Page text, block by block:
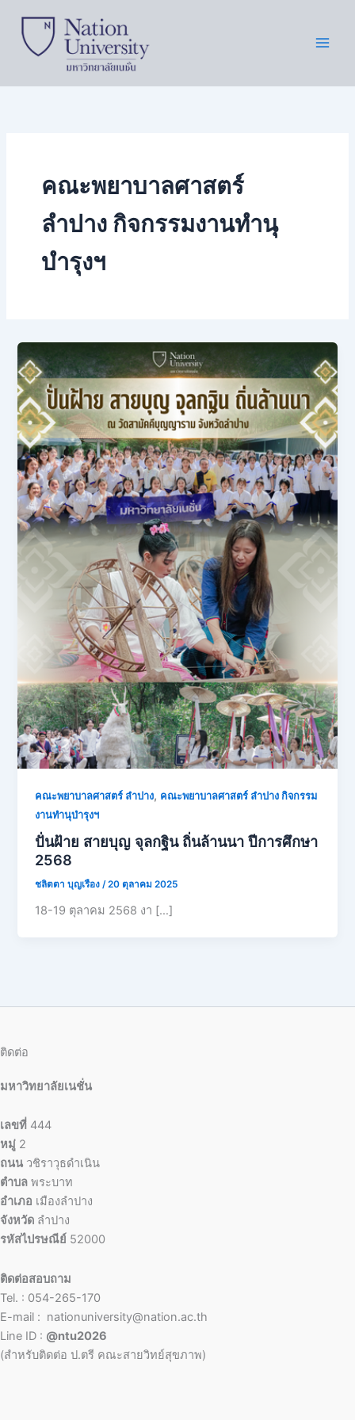
content
คณะพยาบาลศาสตร์
ลำปาง กิจกรรมงานทำนุ
บำรุงฯ
คณะพยาบาลศาสตร์ ลำปาง, คณะพยาบาลศาสตร์ ลำปาง กิจกรรม
งานทำนุบำรุงฯ
ปั่นฝ้าย สายบุญ จุลกฐิน ถิ่นล้านนา ปีการศึกษา
2568
ชลิตตา บุญเรือง/20 ตุลาคม 2025
18-19 ตุลาคม 2568 งา […]
ติดต่อ
มหาวิทยาลัยเนชั่น
เลขที่ 444
หมู่ 2
ถนน วชิราวุธดำเนิน
ตำบล พระบาท
อำเภอ เมืองลำปาง
จังหวัด ลำปาง
รหัสไปรษณีย์ 52000
ติดต่อสอบถาม
Tel. : 054-265-170
E-mail : nationuniversity@nation.ac.th
Line ID : @ntu2026
(สำหรับติดต่อ ป.ตรี คณะสายวิทย์สุขภาพ)